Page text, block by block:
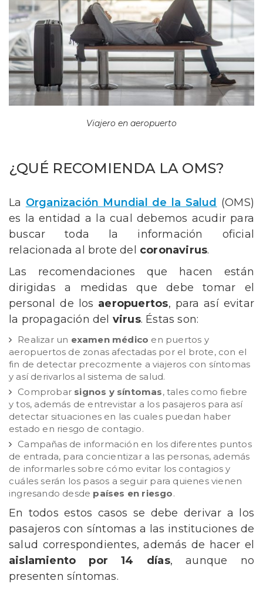
Viajero en aeropuerto
¿QUÉ RECOMIENDA LA OMS?
La Organización Mundial de la Salud (OMS)
es la entidad a la cual debemos acudir para
buscar toda la información oficial
relacionada al brote del coronavirus.
Las recomendaciones que hacen están
dirigidas a medidas que debe tomar el
personal de los aeropuertos, para así evitar
la propagación del virus. Éstas son:
Realizar un examen médico en puertos y
aeropuertos de zonas afectadas por el brote, con el
fin de detectar precozmente a viajeros con síntomas
y así derivarlos al sistema de salud.
Comprobar signos y síntomas, tales como fiebre
y tos, además de entrevistar a los pasajeros para así
detectar situaciones en las cuales puedan haber
estado en riesgo de contagio.
Campañas de información en los diferentes puntos
de entrada, para concientizar a las personas, además
de informarles sobre cómo evitar los contagios y
cuáles serán los pasos a seguir para quienes vienen
ingresando desde países en riesgo.
En todos estos casos se debe derivar a los
pasajeros con síntomas a las instituciones de
salud correspondientes, además de hacer el
aislamiento por 14 días, aunque no
presenten síntomas.